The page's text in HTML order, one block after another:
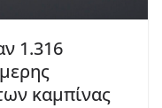
1.316
καμπίνας